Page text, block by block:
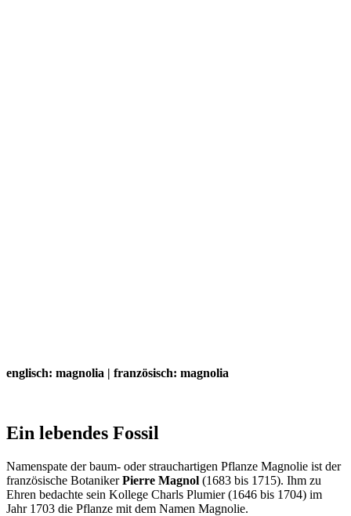
englisch: magnolia | französisch: magnolia
Ein lebendes Fossil
Namenspate der baum- oder strauchartigen Pflanze Magnolie ist der
französische BotanikerPierre Magnol (1683 bis 1715). Ihm zu
Ehren bedachte sein Kollege Charls Plumier (1646 bis 1704) im
Jahr 1703 die Pflanze mit dem Namen Magnolie.